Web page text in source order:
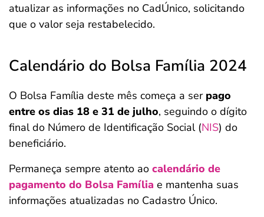
atualizar as informações no CadÚnico, solicitando
que o valor seja restabelecido.
Calendário do Bolsa Família 2024
O Bolsa Família deste mês começa a ser pago
entre os dias 18 e 31 de julho, seguindo o dígito
final do Número de Identificação Social (NIS) do
beneficiário.
Permaneça sempre atento ao calendário de
pagamento do Bolsa Família e mantenha suas
informações atualizadas no Cadastro Único.